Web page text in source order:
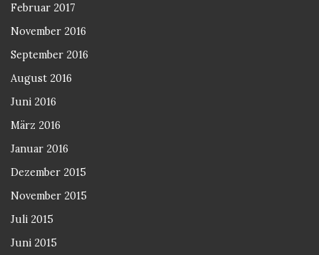
Februar 2017
November 2016
September 2016
August 2016
Juni 2016
März 2016
Januar 2016
Dezember 2015
November 2015
Juli 2015
Juni 2015